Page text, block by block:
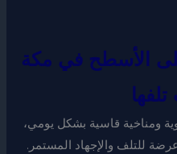
على الأسطح في مكة
ومناخية قاسية بشكل يومي،
للتلف والإجهاد المستمر.